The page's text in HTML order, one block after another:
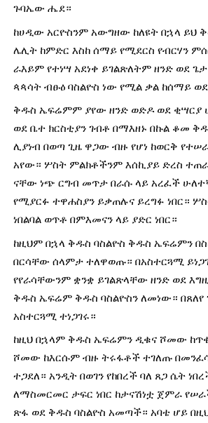
ጉባኤው ሔደ።
ከሀዲው አርዮስንም አውግዘው ከለዩት በኋላ ይህ
ሌሊት ከምድር እስከ ሰማይ የሚደርስ የብርሃን
ራእይም የተነሣ አደነቀ ይገልጽለትም ዘንድ ወደ
ጳጳሳት ብፁዕ ባስልዮስ ነው የሚል ቃል ከሰማይ
ቅዱስ ኤፍሬምም ያየው ዘንድ ወድዶ ወደ ቂሣርያ
ወደ ቤተ ክርስቲያን ገብቶ በማእዘኑ በኩል ቆመ
ሊያነብ በወጣ ጊዜ ዋጋው ብዙ የሆነ ከወርቅ
አየው። ሦስት ምልክቶችንም እሰኪያይ ድረስ
ናቸው ነጭ ርግብ መጥታ በራሱ ላይ አረፈች
የሚያርፉ ተዋሐስያን ይቃጠሉና ይረግፉ ነበር።
ነበልባል ወጥቶ በምእመናን ላይ ያድር ነበር።
ከዚህም በኋላ ቅዱስ ባስልዮስ ቅዱስ ኤፍሬምን
በርሳቸው ሰላምታ ተለዋወጡ። በአስተርጓሚ
የየራሳቸውንም ቋንቋ ይገልጽላቸው ዘንድ ወደ
ቅዱስ ኤፍሬም ቅዱስ ባስልዮስን ለመነው።
አስተርጓሚ ተነጋገሩ።
ከዚህ በኋላም ቅዱስ ኤፍሬምን ዲቁና ሾመው
ሾመው ከእርሱም ብዙ ትሩፋቶች ተገለጡ
ተጋደለ። አንዲት በወገን የከበረች ባለ ጸጋ ሴት
ለማስመርመር ታፍር ነበር ከታናሽነቷ ጀምራ
ጽፋ ወደ ቅዱስ ባስልዮስ አመጣች። አባቴ ሆይ